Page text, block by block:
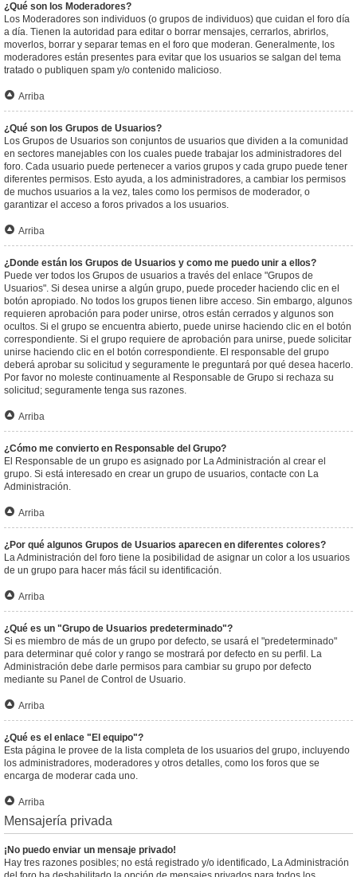
¿Qué son los Moderadores?
Los Moderadores son individuos (o grupos de individuos) que cuidan el foro día
a día. Tienen la autoridad para editar o borrar mensajes, cerrarlos, abrirlos,
moverlos, borrar y separar temas en el foro que moderan. Generalmente, los
moderadores están presentes para evitar que los usuarios se salgan del tema
tratado o publiquen spam y/o contenido malicioso.
Arriba
¿Qué son los Grupos de Usuarios?
Los Grupos de Usuarios son conjuntos de usuarios que dividen a la comunidad
en sectores manejables con los cuales puede trabajar los administradores del
foro. Cada usuario puede pertenecer a varios grupos y cada grupo puede tener
diferentes permisos. Esto ayuda, a los administradores, a cambiar los permisos
de muchos usuarios a la vez, tales como los permisos de moderador, o
garantizar el acceso a foros privados a los usuarios.
Arriba
¿Donde están los Grupos de Usuarios y como me puedo unir a ellos?
Puede ver todos los Grupos de usuarios a través del enlace "Grupos de
Usuarios". Si desea unirse a algún grupo, puede proceder haciendo clic en el
botón apropiado. No todos los grupos tienen libre acceso. Sin embargo, algunos
requieren aprobación para poder unirse, otros están cerrados y algunos son
ocultos. Si el grupo se encuentra abierto, puede unirse haciendo clic en el botón
correspondiente. Si el grupo requiere de aprobación para unirse, puede solicitar
unirse haciendo clic en el botón correspondiente. El responsable del grupo
deberá aprobar su solicitud y seguramente le preguntará por qué desea hacerlo.
Por favor no moleste continuamente al Responsable de Grupo si rechaza su
solicitud; seguramente tenga sus razones.
Arriba
¿Cómo me convierto en Responsable del Grupo?
El Responsable de un grupo es asignado por La Administración al crear el
grupo. Si está interesado en crear un grupo de usuarios, contacte con La
Administración.
Arriba
¿Por qué algunos Grupos de Usuarios aparecen en diferentes colores?
La Administración del foro tiene la posibilidad de asignar un color a los usuarios
de un grupo para hacer más fácil su identificación.
Arriba
¿Qué es un "Grupo de Usuarios predeterminado"?
Si es miembro de más de un grupo por defecto, se usará el "predeterminado"
para determinar qué color y rango se mostrará por defecto en su perfil. La
Administración debe darle permisos para cambiar su grupo por defecto
mediante su Panel de Control de Usuario.
Arriba
¿Qué es el enlace "El equipo"?
Esta página le provee de la lista completa de los usuarios del grupo, incluyendo
los administradores, moderadores y otros detalles, como los foros que se
encarga de moderar cada uno.
Arriba
Mensajería privada
¡No puedo enviar un mensaje privado!
Hay tres razones posibles; no está registrado y/o identificado, La Administración